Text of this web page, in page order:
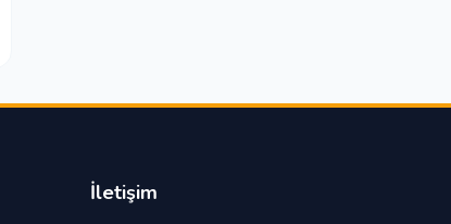
İletişim